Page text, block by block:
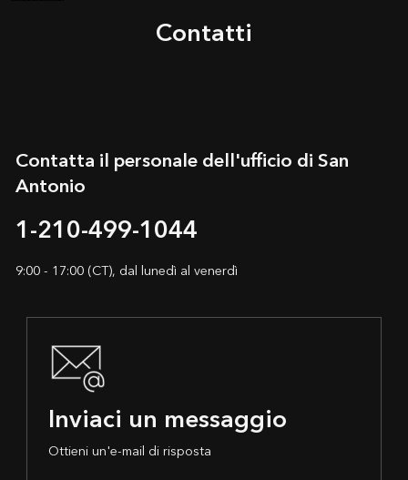
Contatti
Contatta il personale dell'ufficio di San
Antonio
1-210-499-1044
9:00 - 17:00 (CT), dal lunedì al venerdì
Inviaci un messaggio
Ottieni un'e-mail di risposta